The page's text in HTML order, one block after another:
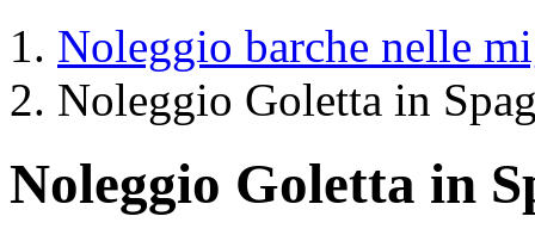
Noleggio barche nelle
Noleggio Goletta in
Noleggio Goletta in